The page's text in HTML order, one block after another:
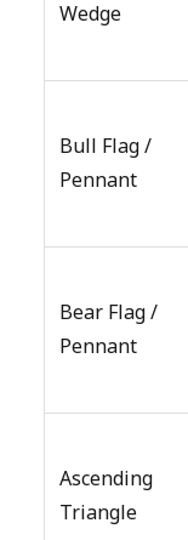
Wedge
Bull Flag /
Pennant
Bear Flag /
Pennant
Ascending
Triangle